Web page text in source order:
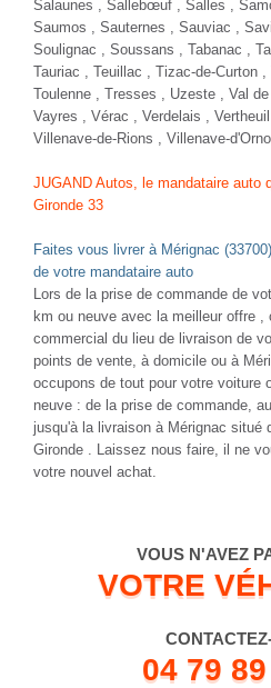
Salaunes , Sallebœuf , Salles ,
Saumos , Sauternes , Sauviac ,
Soulignac , Soussans , Tabanac ,
Tauriac , Teuillac , Tizac-de-Curton ,
Toulenne , Tresses , Uzeste , Val
Vayres , Vérac , Verdelais ,
Villenave-de-Rions , Villenave-
JUGAND Autos, le mandataire auto
Gironde 33
Faites vous livrer à Mérignac
de votre mandataire auto
Lors de la prise de commande de
km ou neuve avec la meilleur offre
commercial du lieu de livraison de
points de vente, à domicile ou à
occupons de tout pour votre voiture
neuve : de la prise de commande,
jusqu'à la livraison à Mérignac situé
Gironde . Laissez nous faire, il ne
votre nouvel achat.
VOUS N'AVEZ
VOTRE
04 79